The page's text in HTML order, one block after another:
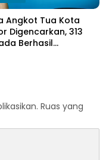
Angkot Tua Kota
Digencarkan, 313
Berhasil
Ruas yang